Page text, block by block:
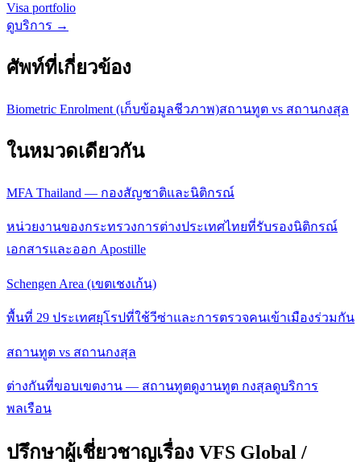
Visa portfolio
ดูบริการ →
ศัพท์ที่เกี่ยวข้อง
Biometric Enrolment (เก็บข้อมูลชีวภาพ)สถานทูต vs สถานกงสุล
ในหมวดเดียวกัน
MFA Thailand — กองสัญชาติและนิติกรณ์
หน่วยงานของกระทรวงการต่างประเทศไทยที่รับรองนิติกรณ์
เอกสารและออก Apostille
Schengen Area (เขตเชงเก้น)
พื้นที่ 29 ประเทศยุโรปที่ใช้วีซ่าและการตรวจคนเข้าเมืองร่วมกัน
สถานทูต vs สถานกงสุล
ต่างกันที่ขอบเขตงาน — สถานทูตดูงานทูต กงสุลดูบริการ
พลเรือน
ปรึกษาผู้เชี่ยวชาญเรื่อง VFS Global /